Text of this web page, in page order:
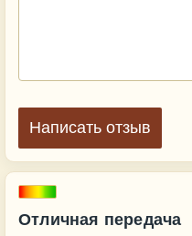
Отличная передача
Написать отзыв